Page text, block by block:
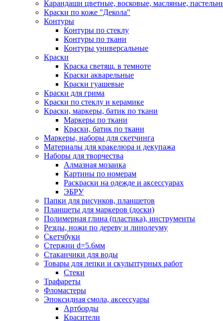
Карандаши цветные, восковые, масляные,
Краски по коже "Декола"
Контуры
Контуры по стеклу
Контуры по ткани
Контуры универсальные
Краски
Краска светящ. в темноте
Краски акварельные
Краски гуашевые
Краски для грима
Краски по стеклу и керамике
Краски, маркеры, батик по ткани
Маркеры по ткани
Краски, батик по ткани
Маркеры, наборы для скетчинга
Материалы для кракелюра и декупажа
Наборы для творчества
Алмазная мозаика
Картины по номерам
Раскраски на одежде и аксессуарах
ЭБРУ
Папки для рисунков, планшетов
Планшеты для маркеров (доски)
Полимерная глина (пластика), инструменты
Резцы, ножи по дереву и линолеуму
Скетчбуки
Стержни d=5.6мм
Стаканчики для воды
Товары для лепки и скульптурных работ
Стеки
Трафареты
Фломастеры
Эпоксидная смола, аксессуары
Артборды
Красители